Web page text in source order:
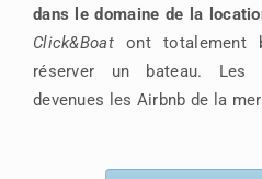
dans le domaine de la
Click&Boatont totalement
réserver un bateau. Les
devenues les Airbnb de la